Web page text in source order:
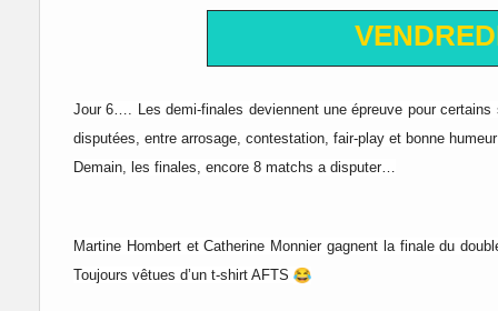
Jour 6…. Les demi-finales deviennent une épreuve pour
disputées, entre arrosage, contestation, fair-play et bonne
Demain, les finales, encore 8 matchs a disputer…
Martine Hombert et Catherine Monnier gagnent la finale du
Toujours vêtues d’un t-shirt AFTS